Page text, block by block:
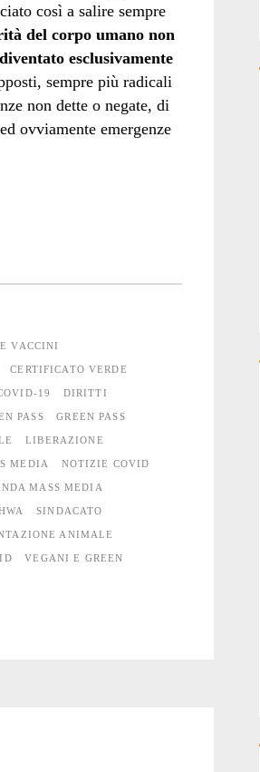
così a salire sempre
del corpo umano non
esclusivamente
sempre più radicali
non dette o negate, di
ovviamente emergenze
VACCINI
CERTIFICATO VERDE
19 DIRITTI
PASS GREEN PASS
LIBERAZIONE
MEDIA NOTIZIE COVID
MASS MEDIA
SINDACATO
ANIMALE
VEGANI E GREEN